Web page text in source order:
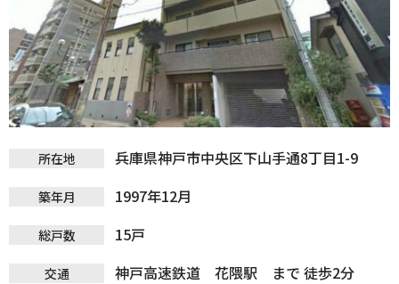
所在地 兵庫県神戸市中央区下山手通8丁目1-9
築年月 1997年12月
総戸数 15戸
交通 神戸高速鉄道 花隈駅 まで 徒歩2分